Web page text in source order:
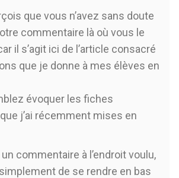
que vous n’avez sans doute
commentaire là où vous le
il s’agit ici de l’article consacré
que je donne à mes élèves en
évoquer les fiches
j’ai récemment mises en
commentaire à l’endroit voulu,
de se rendre en bas